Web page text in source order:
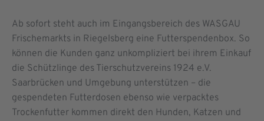
Ab sofort steht auch im Eingangsbereich des WASGAU
Frischemarkts in Riegelsberg eine Futterspendenbox. So
können die Kunden ganz unkompliziert bei ihrem Einkauf
die Schützlinge des Tierschutzvereins 1924 e.V.
Saarbrücken und Umgebung unterstützen – die
gespendeten Futterdosen ebenso wie verpacktes
Trockenfutter kommen direkt den Hunden, Katzen und